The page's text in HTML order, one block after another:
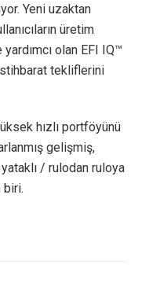
Yeni uzaktan
üretim
olan EFI IQ™
tekliflerini
hızlı portföyünü
gelişmiş,
/ rulodan ruloya
biri.